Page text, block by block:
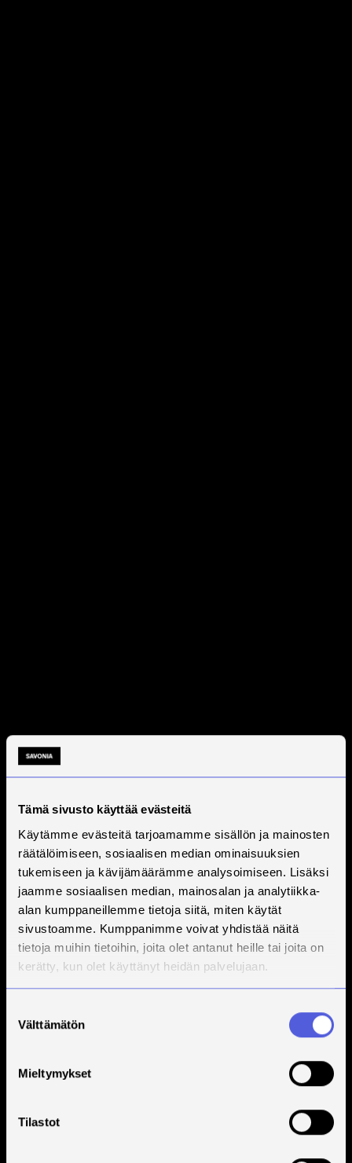
Tämä sivusto käyttää evästeitä
Käytämme evästeitä tarjoamamme sisällön ja mainosten
räätälöimiseen, sosiaalisen median ominaisuuksien
tukemiseen ja kävijämäärämme analysoimiseen. Lisäksi
jaamme sosiaalisen median, mainosalan ja analytiikka-
alan kumppaneillemme tietoja siitä, miten käytät
sivustoamme. Kumppanimme voivat yhdistää näitä
tietoja muihin tietoihin, joita olet antanut heille tai joita on
kerätty, kun olet käyttänyt heidän palvelujaan.
valinta
Välttämätön
Mieltymykset
Tilastot